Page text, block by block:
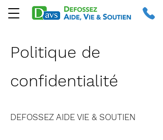
Politique de
confidentialité
DEFOSSEZ AIDE VIE & SOUTIEN